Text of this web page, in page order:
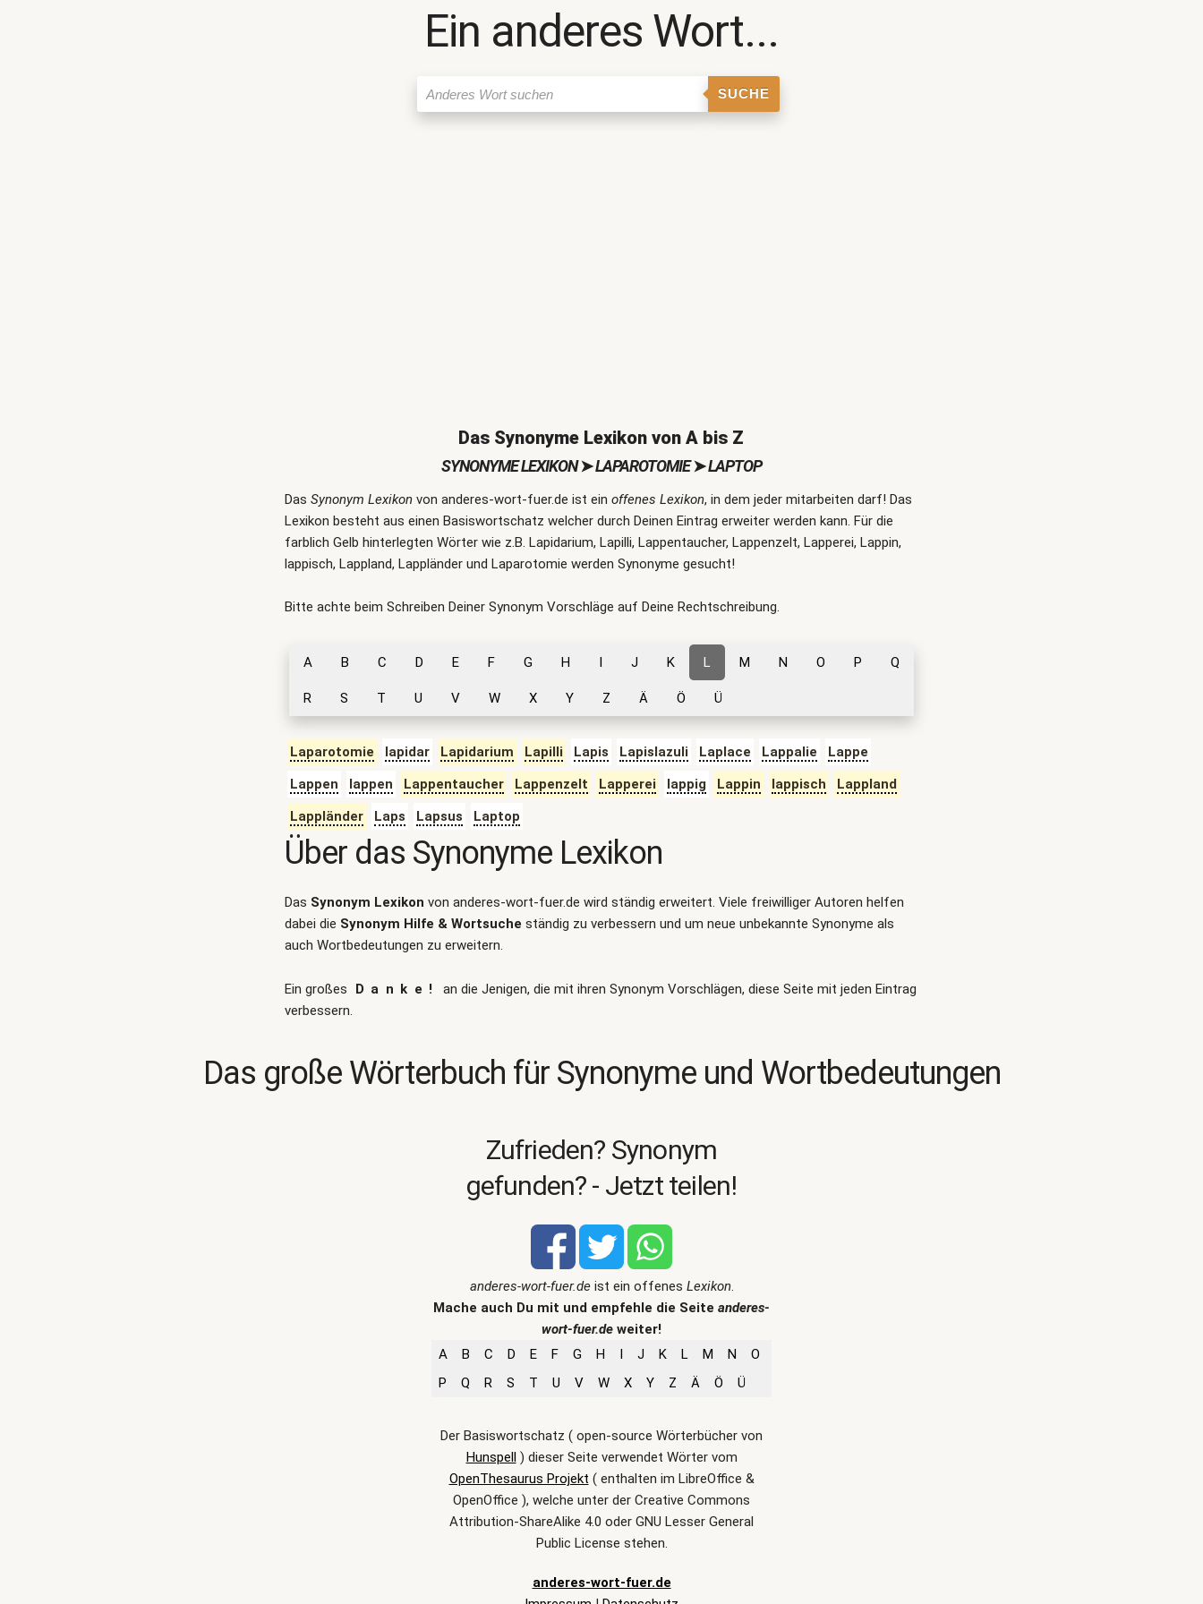
Ein anderes Wort...
SUCHE
Das Synonyme Lexikon von A bis Z
SYNONYME LEXIKON➤LAPAROTOMIE➤LAPTOP
Das Synonym Lexikonvon anderes-wort-fuer.de ist ein offenes Lexikon, in dem jeder mitarbeiten darf! Das
Lexikon besteht aus einen Basiswortschatz welcher durch Deinen Eintrag erweiter werden kann. Für die
farblich Gelb hinterlegten Wörter wie z.B. Lapidarium, Lapilli, Lappentaucher, Lappenzelt, Lapperei, Lappin,
lappisch, Lappland, Lappländer und Laparotomie werden Synonyme gesucht!
Bitte achte beim Schreiben Deiner Synonym Vorschläge auf Deine Rechtschreibung.
A B C D E F G H I J K L M N O P Q
R S T U V W X Y Z Ä Ö Ü
Laparotomie lapidar Lapidarium Lapilli Lapis Lapislazuli Laplace Lappalie
Lappe
Lappen
lappen Lappentaucher Lappenzelt Lapperei lappig Lappin lappisch
Lappland
Lappländer
Laps Lapsus Laptop
Über das Synonyme Lexikon
Das Synonym Lexikon von anderes-wort-fuer.de wird ständig erweitert. Viele freiwilliger Autoren helfen
dabei die Synonym Hilfe & Wortsuche ständig zu verbessern und um neue unbekannte Synonyme als
auch Wortbedeutungen zu erweitern.
Ein großes Danke!
an die Jenigen, die mit ihren Synonym Vorschlägen, diese Seite mit jeden Eintrag
verbessern.
Das große Wörterbuch für Synonyme und Wortbedeutungen
Zufrieden? Synonym
gefunden? - Jetzt teilen!
anderes-wort-fuer.deist ein offenes Lexikon.
Mache auch Du mit und empfehle die Seite anderes-
wort-fuer.de weiter!
A
B C D E F G H I J K L M N
O
P
Q R S T U V W X Y Z Ä Ö Ü
Der Basiswortschatz ( open-source Wörterbücher von
Hunspell) dieser Seite verwendet Wörter vom
OpenThesaurus Projekt ( enthalten im LibreOffice &
OpenOffice ), welche unter der Creative Commons
Attribution-ShareAlike 4.0 oder GNU Lesser General
Public License stehen.
anderes-wort-fuer.de